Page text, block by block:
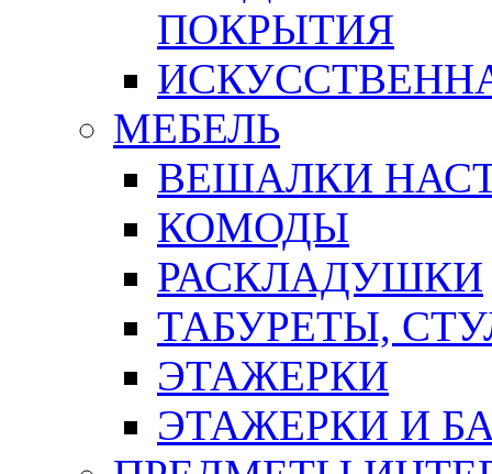
ПОКРЫТИЯ
МЕБЕЛЬ
ВЕШАЛКИ
КОМОДЫ
РАСКЛАДУШКИ
ТАБУРЕТЫ,
ЭТАЖЕРКИ
ЭТАЖЕРКИ И